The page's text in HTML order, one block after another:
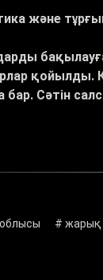
және
Сәтін
# жарық